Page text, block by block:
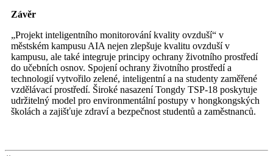
Závěr
„Projekt inteligentního monitorování kvality ovzduší“ v
městském kampusu AIA nejen zlepšuje kvalitu ovzduší v
kampusu, ale také integruje principy ochrany životního prostředí
do učebních osnov. Spojení ochrany životního prostředí a
technologií vytvořilo zelené, inteligentní a na studenty zaměřené
vzdělávací prostředí. Široké nasazení Tongdy TSP-18 poskytuje
udržitelný model pro environmentální postupy v hongkongských
školách a zajišťuje zdraví a bezpečnost studentů a zaměstnanců.